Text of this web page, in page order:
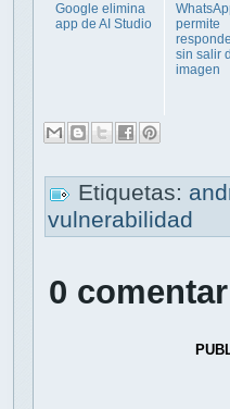
Google elimina
app de AI Studio
permite
sin salir
imagen
Etiquetas:
vulnerabilidad
0